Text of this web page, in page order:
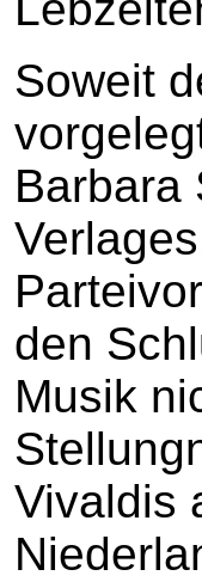
Soweit
Barbara
den
Musik
Vivaldis